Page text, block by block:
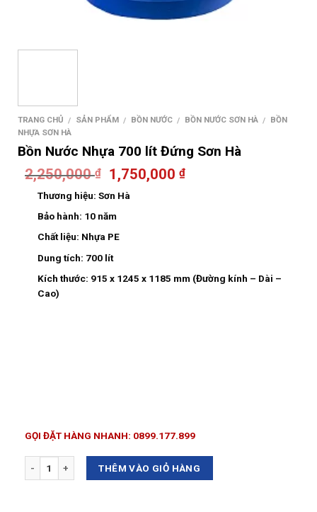
TRANG CHỦ / SẢN PHẨM / BỒN NƯỚC / BỒN NƯỚC SƠN HÀ / BỒN
NHỰA SƠN HÀ
Bồn Nước Nhựa 700 lít Đứng Sơn Hà
2,250,000₫ 1,750,000₫
Thương hiệu: Sơn Hà
Bảo hành: 10 năm
Chất liệu: Nhựa PE
Dung tích: 700 lít
Kích thước: 915 x 1245 x 1185 mm (Đường kính – Dài –
Cao)
GỌI ĐẶT HÀNG NHANH: 0899.177.899
THÊM VÀO GIỎ HÀNG